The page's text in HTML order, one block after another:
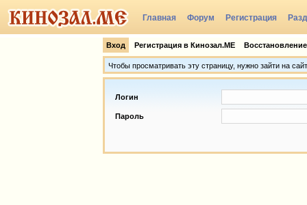
Главная Форум Регистрация
Вход Регистрация в Кинозал.МЕ
Чтобы просматривать эту страницу, нужно зайти на сайт
Логин
Пароль